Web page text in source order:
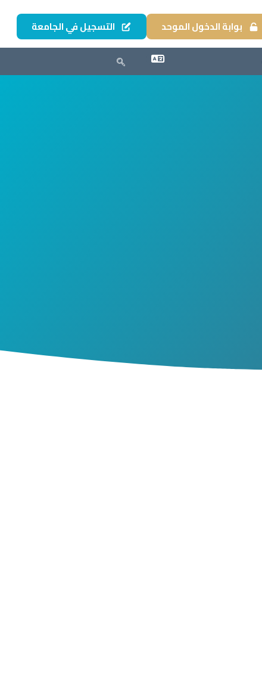
بوابة الدخول الموحد التسجيل في الجامعة